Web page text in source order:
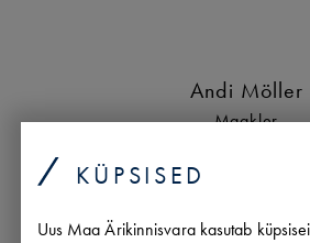
KÜPSISED
Uus Maa Ärikinnisvara kasutab
Andi Möller
Maakler
+372 5693 8388